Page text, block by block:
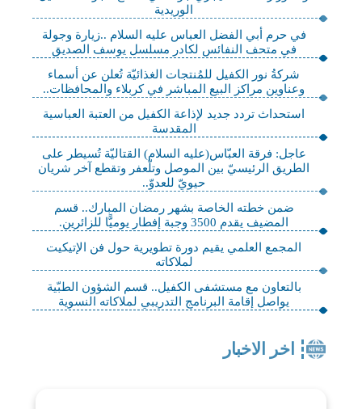
الوريدية
في حرم أبي الفضل العباس عليه السلام ..زيارة وجولة
في متحف النفائس لكادر مسلسل يوسف الصديق
شركةُ نور الكفيل للمُنتجات الغذائيّة تُعلن عن أسماء
وعناوين مراكز البيع المباشر في كربلاء والمحافظات..
استحداث تردد جديد لإذاعة الكفيل من العتبة العباسية
المقدسة
عاجل: فرقة العبّاس(عليه السلام) القتاليّة تُسيطر على
الطريق الرئيسيّ بين الموصل وتلّعفر وتقطع آخر شريان
حيويّ للعدوّ..
ضمن خطته الخاصة بشهر رمضان المبارك.. قسم
المضيف يقدم 3500 وجبة إفطار يوميًّا للزائرين.
المجمع العلمي يقيم دورة تطويرية حول فن الإتيكيت
لملاكاته
بالتعاون مع مستشفى الكفيل.. قسم الشؤون الطبّية
يواصل إقامة البرنامج التدريبي لملاكاته النسوية
اخر الاخبار